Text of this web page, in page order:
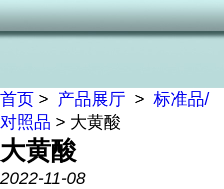
首页 > 产品展厅 > 标准品/
对照品 > 大黄酸
大黄酸
2022-11-08